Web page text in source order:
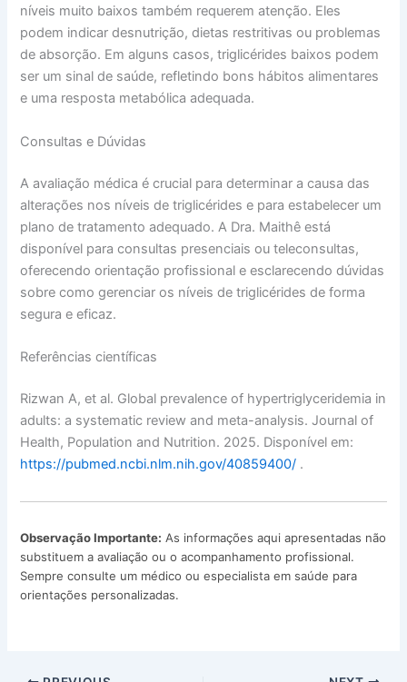
níveis muito baixos também requerem atenção. Eles
podem indicar desnutrição, dietas restritivas ou problemas
de absorção. Em alguns casos, triglicérides baixos podem
ser um sinal de saúde, refletindo bons hábitos alimentares
e uma resposta metabólica adequada.
Consultas e Dúvidas
A avaliação médica é crucial para determinar a causa das
alterações nos níveis de triglicérides e para estabelecer um
plano de tratamento adequado. A Dra. Maithê está
disponível para consultas presenciais ou teleconsultas,
oferecendo orientação profissional e esclarecendo dúvidas
sobre como gerenciar os níveis de triglicérides de forma
segura e eficaz.
Referências científicas
Rizwan A, et al. Global prevalence of hypertriglyceridemia in
adults: a systematic review and meta-analysis. Journal of
Health, Population and Nutrition. 2025. Disponível em:
https://pubmed.ncbi.nlm.nih.gov/40859400/ .
Observação Importante: As informações aqui apresentadas não
substituem a avaliação ou o acompanhamento profissional.
Sempre consulte um médico ou especialista em saúde para
orientações personalizadas.